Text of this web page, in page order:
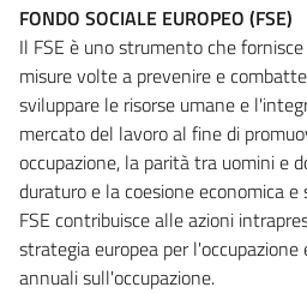
FONDO SOCIALE EUROPEO (FSE)
Il FSE è uno strumento che
misure volte a prevenire e
sviluppare le risorse umane e
mercato del lavoro al fine di
occupazione, la parità tra uomini e
duraturo e la coesione economica e
FSE contribuisce alle azioni
strategia europea per
annuali sull'occupazione.